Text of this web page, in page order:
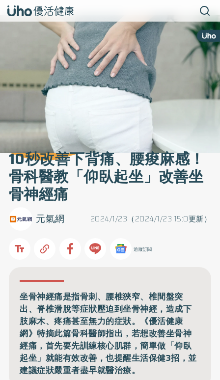
10秒改善下背痛、腰痠麻感！
骨科醫教「仰臥起坐」改善坐
骨神經痛
2024/1/23（2024/1/23 15:0更新）
元氣網
追蹤訂閱
坐骨神經痛是指骨刺、腰椎狹窄、椎間盤突
出、脊椎滑脫等症狀壓迫到坐骨神經，造成下
肢麻木、疼痛甚至無力的症狀。《優活健康
網》特摘此篇骨科醫師指出，若想改善坐骨神
經痛，首先要先訓練核心肌群，簡單做「仰臥
起坐」就能有效改善，也提醒生活保健3招，並
建議症狀嚴重者盡早就醫治療。